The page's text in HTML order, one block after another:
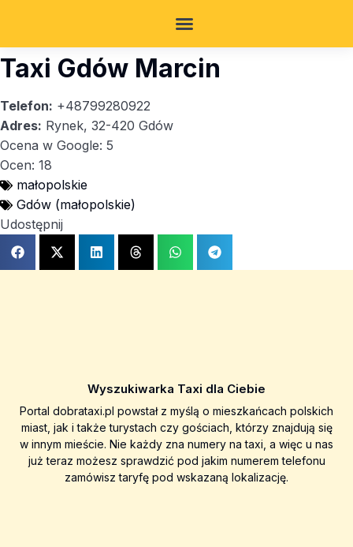
Taxi Gdów Marcin
Telefon: +48799280922
Adres: Rynek, 32-420 Gdów
Ocena w Google: 5
Ocen: 18
małopolskie
Gdów (małopolskie)
Udostępnij
Wyszukiwarka Taxi dla Ciebie
Portal dobrataxi.pl powstał z myślą o mieszkańcach polskich
miast, jak i także turystach czy gościach, którzy znajdują się
w innym mieście. Nie każdy zna numery na taxi, a więc u nas
już teraz możesz sprawdzić pod jakim numerem telefonu
zamówisz taryfę pod wskazaną lokalizację.